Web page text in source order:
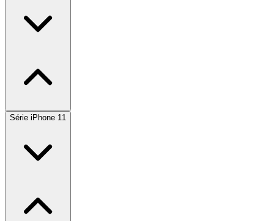
Série iPhone 11